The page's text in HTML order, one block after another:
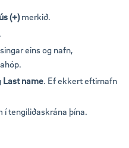
(+)merkið.
eins og nafn,
Last name. Ef ekkert eftirnafn
tengiliðaskrána þína.